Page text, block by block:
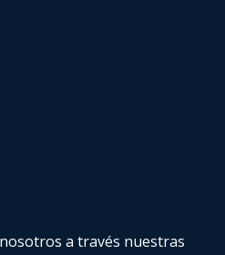
a través nuestras